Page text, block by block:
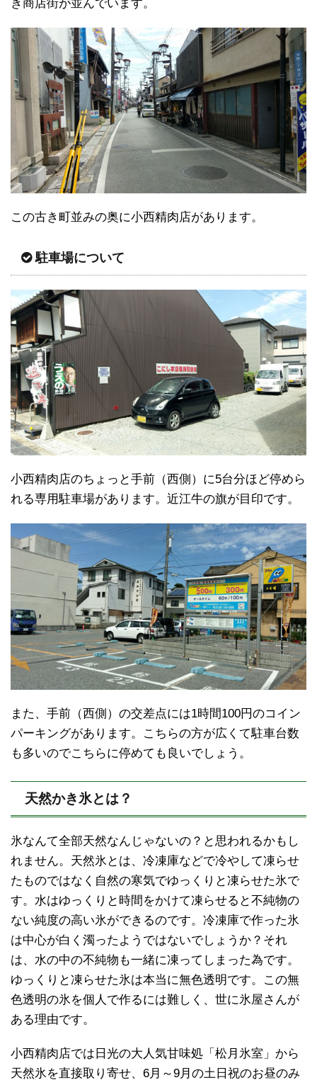
き商店街が並んでいます。
この古き町並みの奥に小西精肉店があります。
駐車場について
小西精肉店のちょっと手前（西側）に5台分ほど停めら
れる専用駐車場があります。近江牛の旗が目印です。
また、手前（西側）の交差点には1時間100円のコイン
パーキングがあります。こちらの方が広くて駐車台数
も多いのでこちらに停めても良いでしょう。
天然かき氷とは？
氷なんて全部天然なんじゃないの？と思われるかもし
れません。天然氷とは、冷凍庫などで冷やして凍らせ
たものではなく自然の寒気でゆっくりと凍らせた氷で
す。水はゆっくりと時間をかけて凍らせると不純物の
ない純度の高い氷ができるのです。冷凍庫で作った氷
は中心が白く濁ったようではないでしょうか？それ
は、水の中の不純物も一緒に凍ってしまった為です。
ゆっくりと凍らせた氷は本当に無色透明です。この無
色透明の氷を個人で作るには難しく、世に氷屋さんが
ある理由です。
小西精肉店では日光の大人気甘味処「松月氷室」から
天然氷を直接取り寄せ、6月～9月の土日祝のお昼のみ